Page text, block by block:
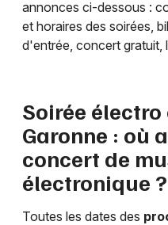
annonces ci-dessous :
et horaires des soirées,
d'entrée, concert gratuit,
Soirée électro
Garonne : où
concert de
électronique ?
Toutes les dates des